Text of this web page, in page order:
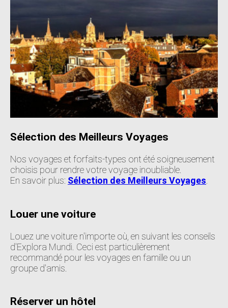
Sélection des Meilleurs Voyages
Nos voyages et forfaits-types ont été soigneusement
choisis pour rendre votre voyage inoubliable.
En savoir plus: Sélection des Meilleurs Voyages.
Louer une voiture
Louez une voiture n'importe où, en suivant les conseils
d'Explora Mundi. Ceci est particulièrement
recommandé pour les voyages en famille ou un
groupe d'amis.
Réserver un hôtel